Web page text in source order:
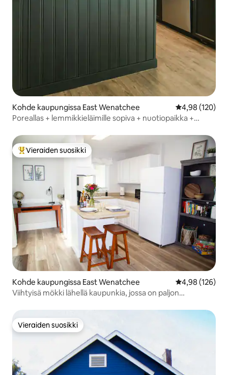
Kohde kaupungissa East Wenatchee
4,98 (120)
Poreallas + lemmikkieläimille sopiva + nuotiopaikka +
Vieraiden suosikkien parhaimmistoa
Vieraiden suosikki
Kohde kaupungissa East Wenatchee
4,98 (126)
Viihtyisä mökki lähellä kaupunkia, jossa on paljon
Vieraiden suosikki
Vieraiden suosikki